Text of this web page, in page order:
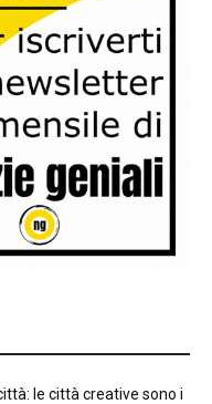
le città creative sono i